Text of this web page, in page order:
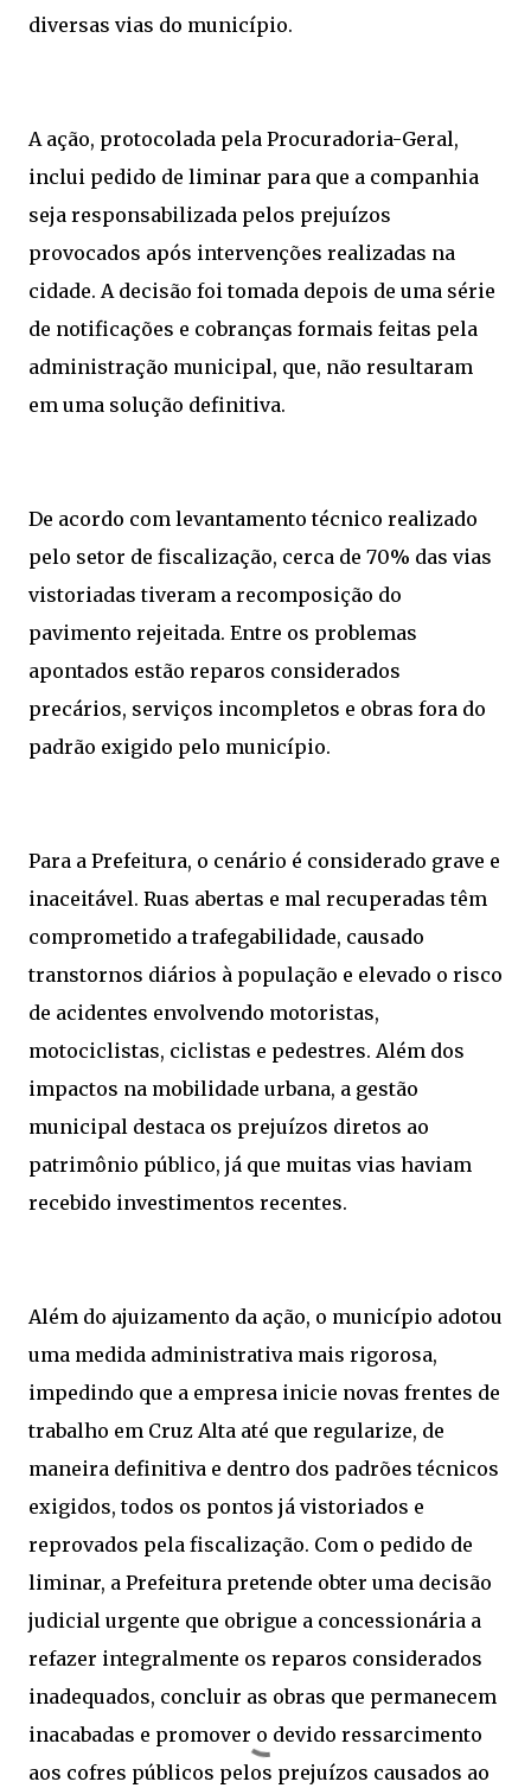
diversas vias do município.
A ação, protocolada pela Procuradoria-Geral,
inclui pedido de liminar para que a companhia
seja responsabilizada pelos prejuízos
provocados após intervenções realizadas na
cidade. A decisão foi tomada depois de uma série
de notificações e cobranças formais feitas pela
administração municipal, que, não resultaram
em uma solução definitiva.
De acordo com levantamento técnico realizado
pelo setor de fiscalização, cerca de 70% das vias
vistoriadas tiveram a recomposição do
pavimento rejeitada. Entre os problemas
apontados estão reparos considerados
precários, serviços incompletos e obras fora do
padrão exigido pelo município.
Para a Prefeitura, o cenário é considerado grave e
inaceitável. Ruas abertas e mal recuperadas têm
comprometido a trafegabilidade, causado
transtornos diários à população e elevado o risco
de acidentes envolvendo motoristas,
motociclistas, ciclistas e pedestres. Além dos
impactos na mobilidade urbana, a gestão
municipal destaca os prejuízos diretos ao
patrimônio público, já que muitas vias haviam
recebido investimentos recentes.
Além do ajuizamento da ação, o município adotou
uma medida administrativa mais rigorosa,
impedindo que a empresa inicie novas frentes de
trabalho em Cruz Alta até que regularize, de
maneira definitiva e dentro dos padrões técnicos
exigidos, todos os pontos já vistoriados e
reprovados pela fiscalização. Com o pedido de
liminar, a Prefeitura pretende obter uma decisão
judicial urgente que obrigue a concessionária a
refazer integralmente os reparos considerados
inadequados, concluir as obras que permanecem
inacabadas e promover o devido ressarcimento
aos cofres públicos pelos prejuízos causados ao